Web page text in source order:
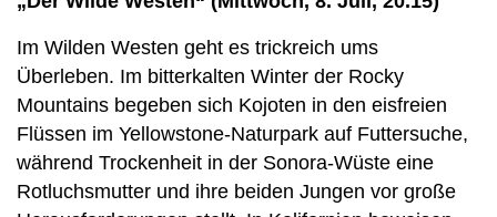
Im Wilden Westen geht es trickreich ums
Überleben. Im bitterkalten Winter der Rocky
Mountains begeben sich Kojoten in den eisfreien
Flüssen im Yellowstone-Naturpark auf Futtersuche,
während Trockenheit in der Sonora-Wüste eine
Rotluchsmutter und ihre beiden Jungen vor große